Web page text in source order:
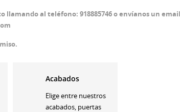
llamando al teléfono: 918885746 o envíanos un
Acabados
Elige entre nuestros
acabados, puertas